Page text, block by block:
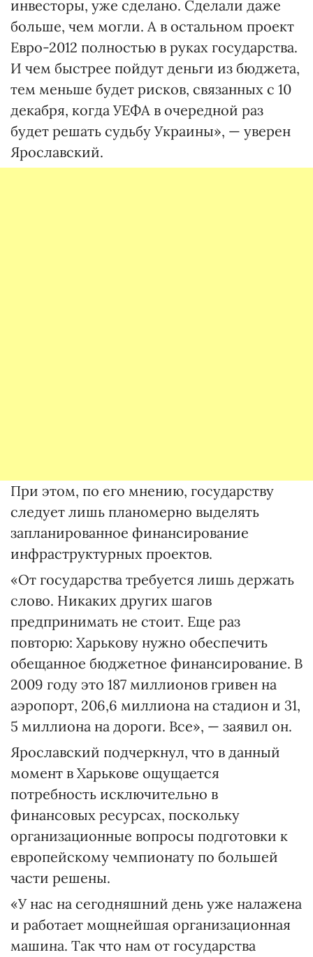
инвесторы, уже сделано. Сделали даже
больше, чем могли. А в остальном проект
Евро-2012 полностью в руках государства.
И чем быстрее пойдут деньги из бюджета,
тем меньше будет рисков, связанных с 10
декабря, когда УЕФА в очередной раз
будет решать судьбу Украины», — уверен
Ярославский.
При этом, по его мнению, государству
следует лишь планомерно выделять
запланированное финансирование
инфраструктурных проектов.
«От государства требуется лишь держать
слово. Никаких других шагов
предпринимать не стоит. Еще раз
повторю: Харькову нужно обеспечить
обещанное бюджетное финансирование. В
2009 году это 187 миллионов гривен на
аэропорт, 206,6 миллиона на стадион и 31,
5 миллиона на дороги. Все», — заявил он.
Ярославский подчеркнул, что в данный
момент в Харькове ощущается
потребность исключительно в
финансовых ресурсах, поскольку
организационные вопросы подготовки к
европейскому чемпионату по большей
части решены.
«У нас на сегодняшний день уже налажена
и работает мощнейшая организационная
машина. Так что нам от государства